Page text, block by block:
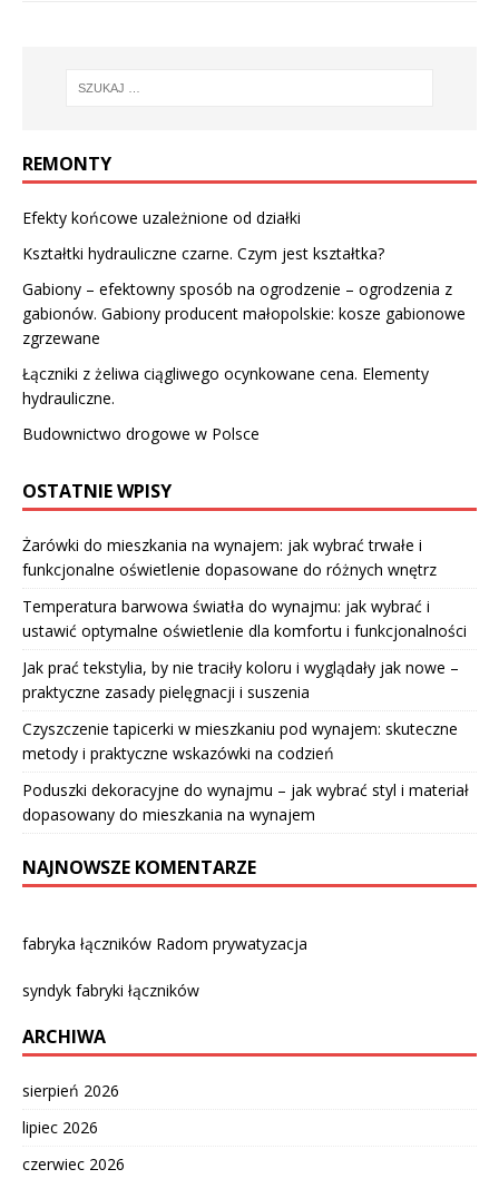
REMONTY
Efekty końcowe uzależnione od działki
Kształtki hydrauliczne czarne. Czym jest kształtka?
Gabiony – efektowny sposób na ogrodzenie – ogrodzenia z
gabionów. Gabiony producent małopolskie: kosze gabionowe
zgrzewane
Łączniki z żeliwa ciągliwego ocynkowane cena. Elementy
hydrauliczne.
Budownictwo drogowe w Polsce
OSTATNIE WPISY
Żarówki do mieszkania na wynajem: jak wybrać trwałe i
funkcjonalne oświetlenie dopasowane do różnych wnętrz
Temperatura barwowa światła do wynajmu: jak wybrać i
ustawić optymalne oświetlenie dla komfortu i funkcjonalności
Jak prać tekstylia, by nie traciły koloru i wyglądały jak nowe –
praktyczne zasady pielęgnacji i suszenia
Czyszczenie tapicerki w mieszkaniu pod wynajem: skuteczne
metody i praktyczne wskazówki na codzień
Poduszki dekoracyjne do wynajmu – jak wybrać styl i materiał
dopasowany do mieszkania na wynajem
NAJNOWSZE KOMENTARZE
fabryka łączników Radom prywatyzacja
syndyk fabryki łączników
ARCHIWA
sierpień 2026
lipiec 2026
czerwiec 2026